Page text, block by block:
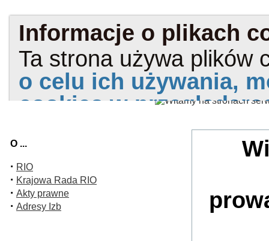
O ...
· RIO
· Krajowa Rada RIO
· Akty prawne
· Adresy Izb